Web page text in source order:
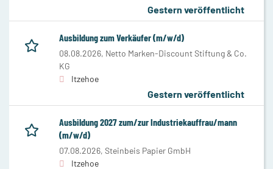
Gestern veröffentlicht
Ausbildung zum Verkäufer (m/w/d)
08.08.2026, Netto Marken-Discount Stiftung & Co.
KG
Itzehoe
Gestern veröffentlicht
Ausbildung 2027 zum/zur Industriekauffrau/mann
(m/w/d)
07.08.2026, Steinbeis Papier GmbH
Itzehoe